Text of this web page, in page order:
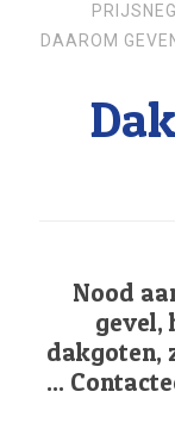
DAAROM
Nood
gevel,
dakgoten,
...